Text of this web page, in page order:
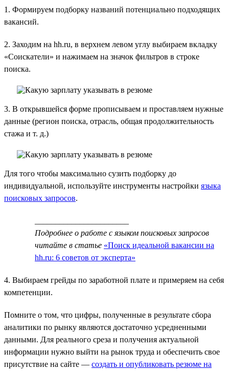
1. Формируем подборку названий потенциально подходящих
вакансий.
2. Заходим на hh.ru, в верхнем левом углу выбираем вкладку
«Соискатели» и нажимаем на значок фильтров в строке
поиска.
3. В открывшейся форме прописываем и проставляем нужные
данные (регион поиска, отрасль, общая продолжительность
стажа и т. д.)
Для того чтобы максимально сузить подборку до
индивидуальной, используйте инструменты настройки языка
поисковых запросов.
Подробнее о работе с языком поисковых запросов
читайте в статье «Поиск идеальной вакансии на
hh.ru: 6 советов от эксперта»
4. Выбираем грейды по заработной плате и примеряем на себя
компетенции.
Помните о том, что цифры, полученные в результате сбора
аналитики по рынку являются достаточно усредненными
данными. Для реального среза и получения актуальной
информации нужно выйти на рынок труда и обеспечить свое
присутствие на сайте — создать и опубликовать резюме на